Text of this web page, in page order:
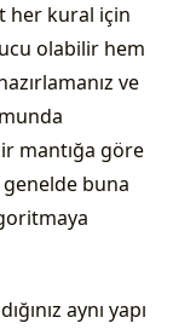
her kural için
olabilir hem
ve
mantığa göre
genelde buna
aynı yapı